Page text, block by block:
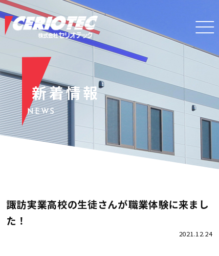
新着情報
NEWS
諏訪実業高校の生徒さんが職業体験に来まし
た！
2021.12.24